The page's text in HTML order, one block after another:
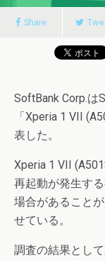
Share
SoftBank Corp.は
「Xperia 1 VII
表した。
Xperia 1 VII
再起動が発生す
場合があること
せている。
調査の結果とし